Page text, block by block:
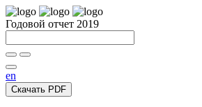
Годовой отчет 2019
en
Скачать PDF